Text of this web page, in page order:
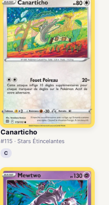
Canarticho
#115 · Stars Étincelantes
C